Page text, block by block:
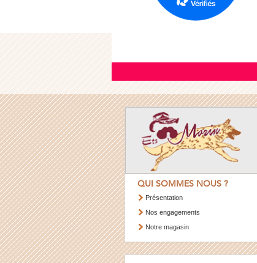
QUI SOMMES NOUS ?
Présentation
Nos engagements
Notre magasin